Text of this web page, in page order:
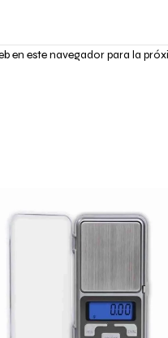
en este navegador para la